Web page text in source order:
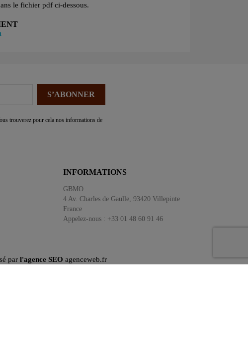
le fichier pdf ci-dessous.
trouverez pour cela nos informations de
INFORMATIONS
GBMO
4 Av. Charles de Gaulle, 93420 Villepinte
France
Appelez-nous : +33 01 48 60 91 46
par l'agence SEO agenceweb.fr